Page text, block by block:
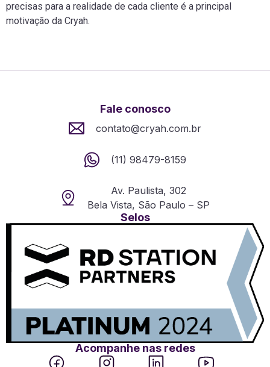
precisas para a realidade de cada cliente é a principal
motivação da Cryah.
Fale conosco
contato@cryah.com.br
(11) 98479-8159
Av. Paulista, 302
Bela Vista, São Paulo – SP
Selos
Acompanhe nas redes